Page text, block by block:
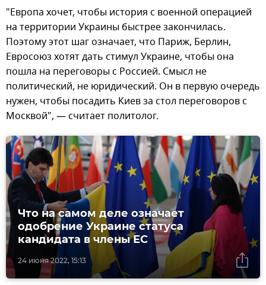
"Европа хочет, чтобы история с военной операцией
на территории Украины быстрее закончилась.
Поэтому этот шаг означает, что Париж, Берлин,
Евросоюз хотят дать стимул Украине, чтобы она
пошла на переговоры с Россией. Смысл не
политический, не юридический. Он в первую очередь
нужен, чтобы посадить Киев за стол переговоров с
Москвой", — считает политолог.
24 июня 2022, 15:13
Что на самом деле означает
одобрение Украине статуса
кандидата в члены ЕС